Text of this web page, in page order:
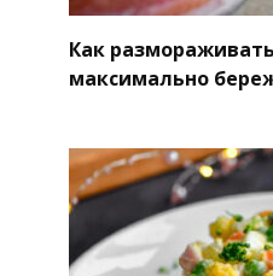
Как
максимально